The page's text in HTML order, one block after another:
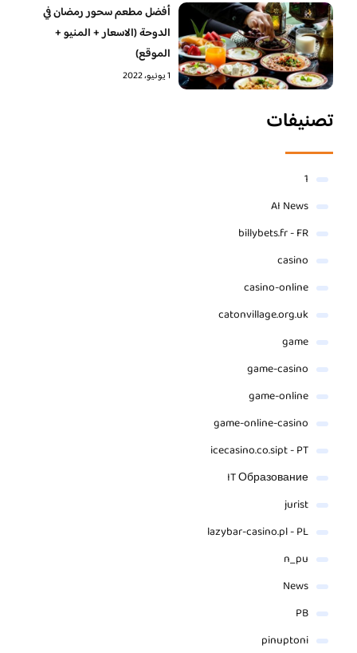
أفضل مطعم سحور رمضان في
الدوحة (الاسعار + المنيو +
الموقع)
1 يونيو، 2022
تصنيفات
1
AI News
billybets.fr - FR
casino
casino-online
catonvillage.org.uk
game
game-casino
game-online
game-online-casino
icecasino.co.sipt - PT
IT Образование
jurist
lazybar-casino.pl - PL
n_pu
News
PB
pinuptoni